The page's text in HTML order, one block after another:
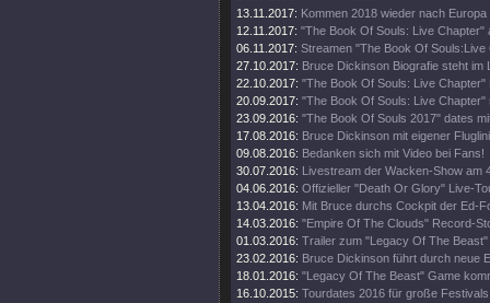
13.11.2017: Kommen 2018 wieder nach Europa
12.11.2017: "The Book Of Souls: Live Chapter"
06.11.2017: Streamen "The Book Of Souls:Live
27.10.2017: Bruce Dickinson Biografie steht im
22.10.2017: "The Book Of Souls: Live Chapter"
20.09.2017: "The Book Of Souls: Live Chapter"
23.09.2016: "The Book Of Souls 2017" dates
17.08.2016: Bruce Dickinson mit eigener
09.08.2016: Bedanken sich mit Video bei Fans!
30.07.2016: Livestream der Wacken-Show am
04.06.2016: Offizieller "Death Or Glory" Live-
13.04.2016: Mit Bruce durchs Cockpit der Ed-
14.03.2016: "Empire Of The Clouds" Record-
01.03.2016: Trailer zum "Legacy Of The Beast"
23.02.2016: Bruce Dickinson führt durch neue
18.01.2016: "Legacy Of The Beast" Game
16.10.2015: Tourdates 2016 für große